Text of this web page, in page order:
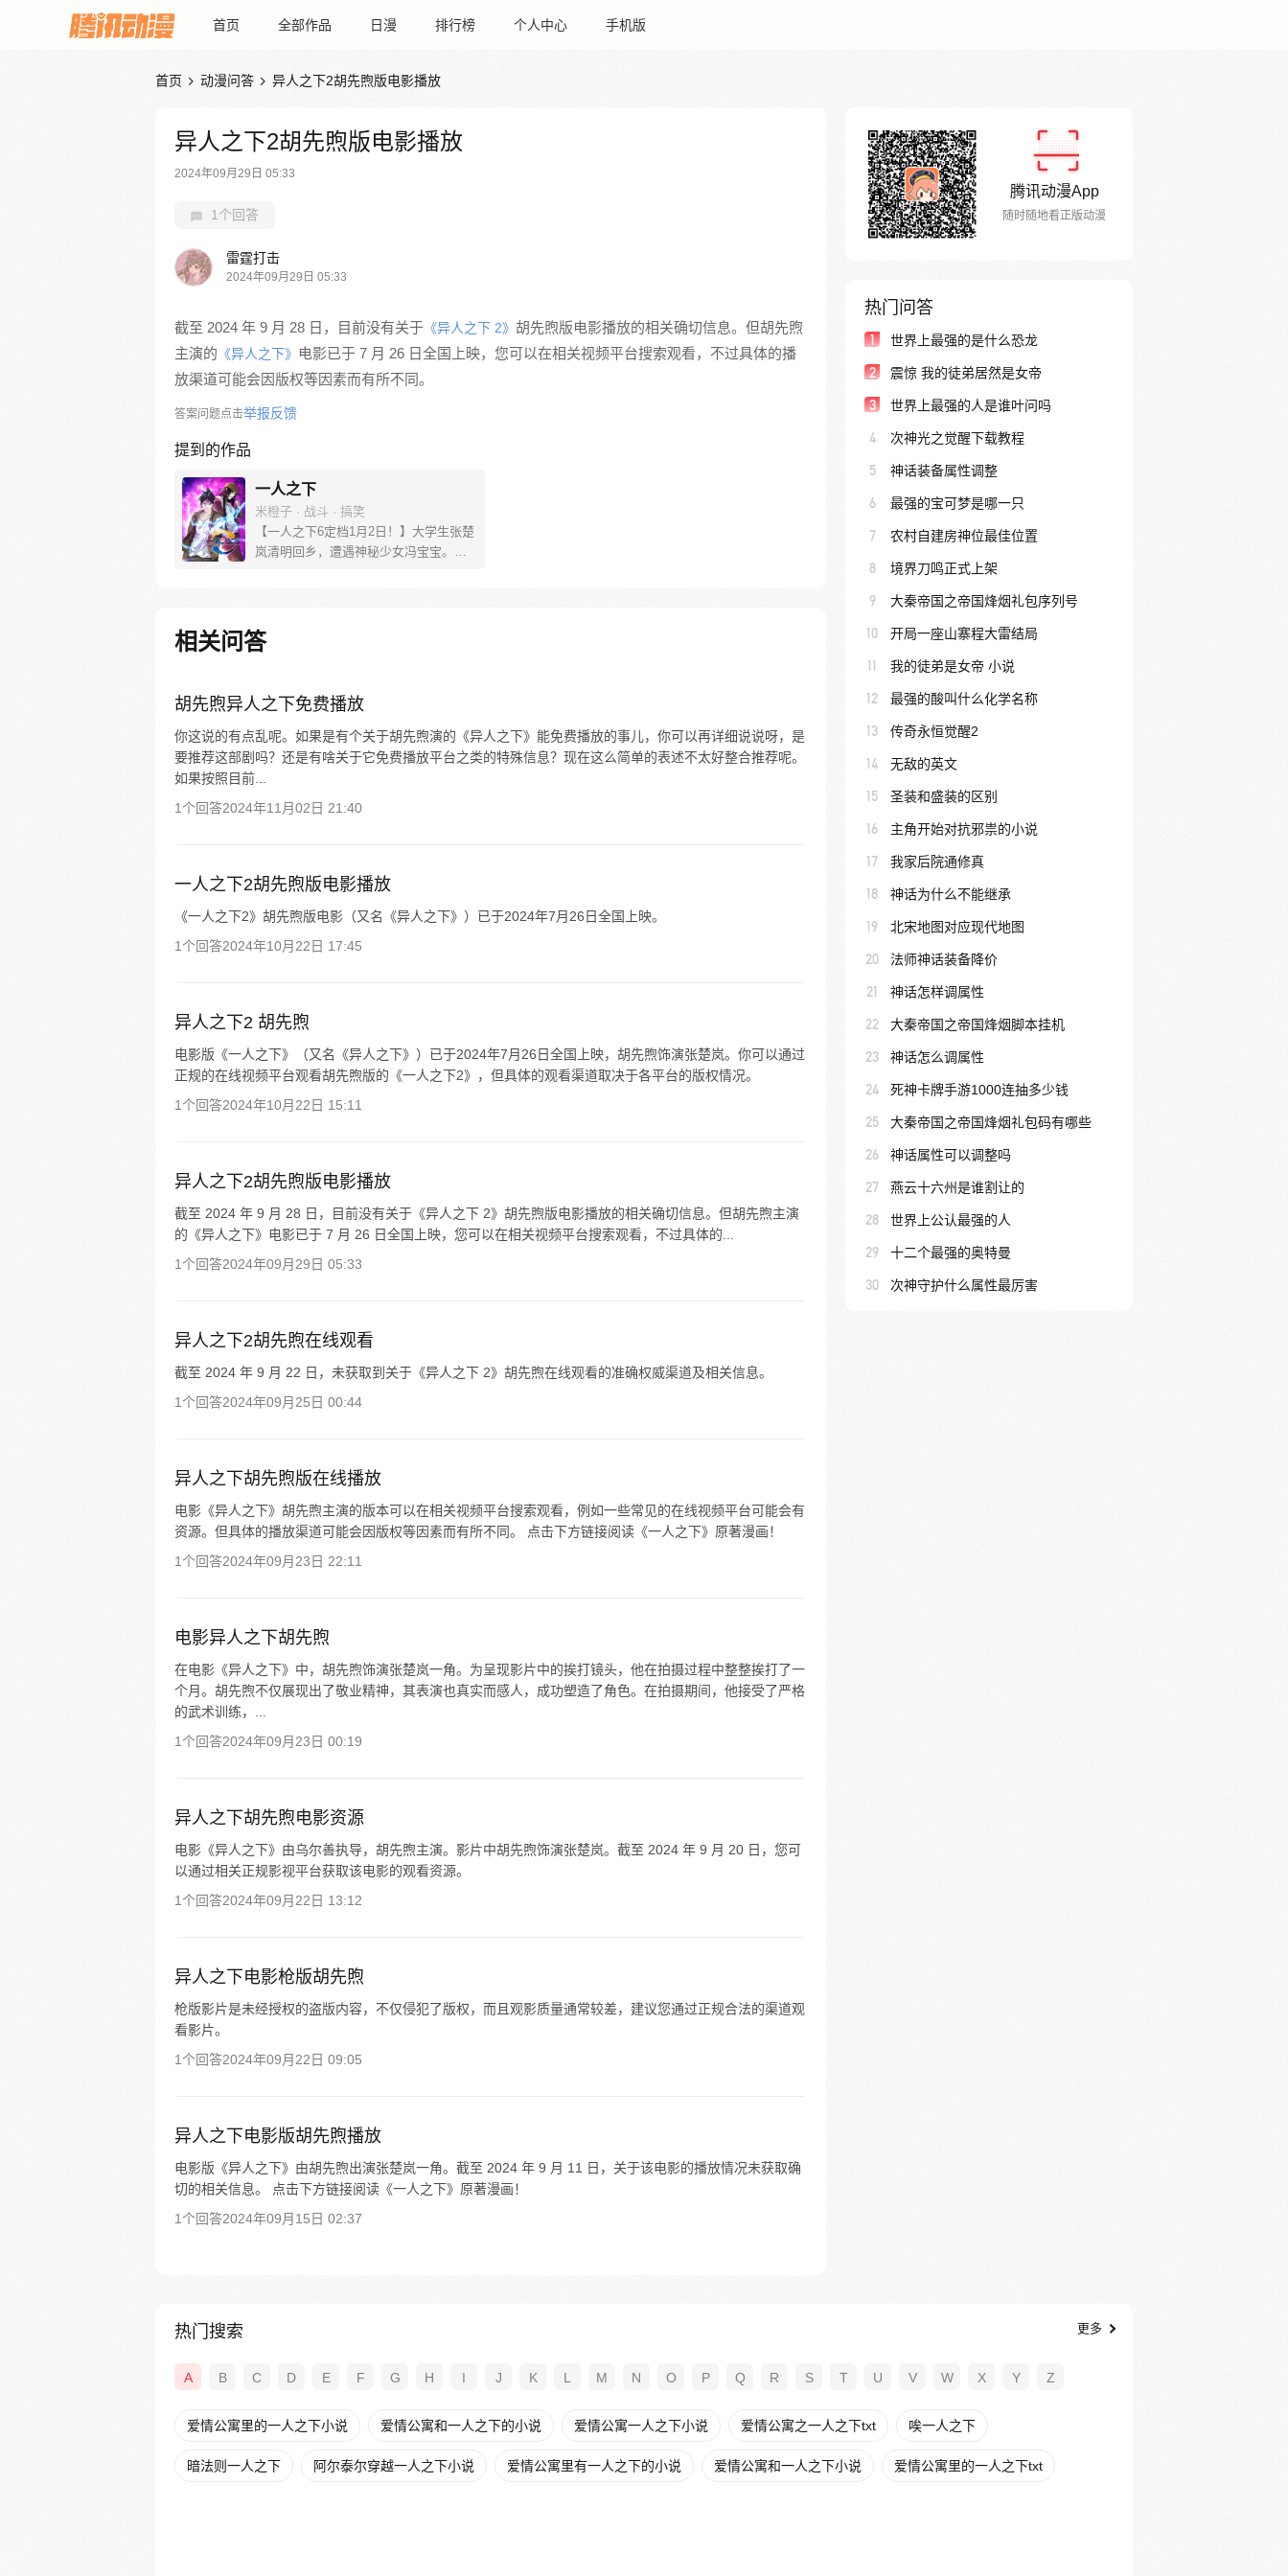
首页 全部作品 日漫 排行榜 个人中心 手机版
首页  动漫问答  异人之下2胡先煦版电影播放
异人之下2胡先煦版电影播放
2024年09月29日 05:33
1个回答
雷霆打击
2024年09月29日 05:33
截至 2024 年 9 月 28 日，目前没有关于 《异人之下 2》 胡先煦版电影播放的相关确切信息。但胡先煦
主演的 《异人之下》 电影已于 7 月 26 日全国上映，您可以在相关视频平台搜索观看，不过具体的播
放渠道可能会因版权等因素而有所不同。
答案问题点击举报反馈
提到的作品
一人之下
米橙子 · 战斗 · 搞笑
【一人之下6定档1月2日！】大学生张楚
岚清明回乡，遭遇神秘少女冯宝宝。素
己与爷爷身上的秘密，张楚岚的生活被
彻底颠覆，与冯宝宝一同踏上“异人”之
相关问答
胡先煦异人之下免费播放
你这说的有点乱呢。如果是有个关于胡先煦演的《异人之下》能免费播放的事儿，你可以再详细说说呀，是
要推荐这部剧吗？还是有啥关于它免费播放平台之类的特殊信息？现在这么简单的表述不太好整合推荐呢。
如果按照目前...
1个回答2024年11月02日 21:40
一人之下2胡先煦版电影播放
《一人之下2》胡先煦版电影（又名《异人之下》）已于2024年7月26日全国上映。
1个回答2024年10月22日 17:45
异人之下2 胡先煦
电影版《一人之下》（又名《异人之下》）已于2024年7月26日全国上映，胡先煦饰演张楚岚。你可以通过
正规的在线视频平台观看胡先煦版的《一人之下2》，但具体的观看渠道取决于各平台的版权情况。
1个回答2024年10月22日 15:11
异人之下2胡先煦版电影播放
截至 2024 年 9 月 28 日，目前没有关于《异人之下 2》胡先煦版电影播放的相关确切信息。但胡先煦主演
的《异人之下》电影已于 7 月 26 日全国上映，您可以在相关视频平台搜索观看，不过具体的...
1个回答2024年09月29日 05:33
异人之下2胡先煦在线观看
截至 2024 年 9 月 22 日，未获取到关于《异人之下 2》胡先煦在线观看的准确权威渠道及相关信息。
1个回答2024年09月25日 00:44
异人之下胡先煦版在线播放
电影《异人之下》胡先煦主演的版本可以在相关视频平台搜索观看，例如一些常见的在线视频平台可能会有
资源。但具体的播放渠道可能会因版权等因素而有所不同。 点击下方链接阅读《一人之下》原著漫画！
1个回答2024年09月23日 22:11
电影异人之下胡先煦
在电影《异人之下》中，胡先煦饰演张楚岚一角。为呈现影片中的挨打镜头，他在拍摄过程中整整挨打了一
个月。胡先煦不仅展现出了敬业精神，其表演也真实而感人，成功塑造了角色。在拍摄期间，他接受了严格
的武术训练，...
1个回答2024年09月23日 00:19
异人之下胡先煦电影资源
电影《异人之下》由乌尔善执导，胡先煦主演。影片中胡先煦饰演张楚岚。截至 2024 年 9 月 20 日，您可
以通过相关正规影视平台获取该电影的观看资源。
1个回答2024年09月22日 13:12
异人之下电影枪版胡先煦
枪版影片是未经授权的盗版内容，不仅侵犯了版权，而且观影质量通常较差，建议您通过正规合法的渠道观
看影片。
1个回答2024年09月22日 09:05
异人之下电影版胡先煦播放
电影版《异人之下》由胡先煦出演张楚岚一角。截至 2024 年 9 月 11 日，关于该电影的播放情况未获取确
切的相关信息。 点击下方链接阅读《一人之下》原著漫画！
1个回答2024年09月15日 02:37
腾讯动漫App
随时随地看正版动漫
热门问答
1 世界上最强的是什么恐龙
2 震惊 我的徒弟居然是女帝
3 世界上最强的人是谁叶问吗
4 次神光之觉醒下载教程
5 神话装备属性调整
6 最强的宝可梦是哪一只
7 农村自建房神位最佳位置
8 境界刀鸣正式上架
9 大秦帝国之帝国烽烟礼包序列号
10 开局一座山寨程大雷结局
11 我的徒弟是女帝 小说
12 最强的酸叫什么化学名称
13 传奇永恒觉醒2
14 无敌的英文
15 圣装和盛装的区别
16 主角开始对抗邪祟的小说
17 我家后院通修真
18 神话为什么不能继承
19 北宋地图对应现代地图
20 法师神话装备降价
21 神话怎样调属性
22 大秦帝国之帝国烽烟脚本挂机
23 神话怎么调属性
24 死神卡牌手游1000连抽多少钱
25 大秦帝国之帝国烽烟礼包码有哪些
26 神话属性可以调整吗
27 燕云十六州是谁割让的
28 世界上公认最强的人
29 十二个最强的奥特曼
30 次神守护什么属性最厉害
热门搜索 更多
A B C D E F G H I J K L M N O P Q R S T U V W X Y Z
爱情公寓里的一人之下小说 爱情公寓和一人之下的小说 爱情公寓一人之下小说 爱情公寓之一人之下txt 唉一人之下
暗法则一人之下 阿尔泰尔穿越一人之下小说 爱情公寓里有一人之下的小说 爱情公寓和一人之下小说 爱情公寓里的一人之下txt